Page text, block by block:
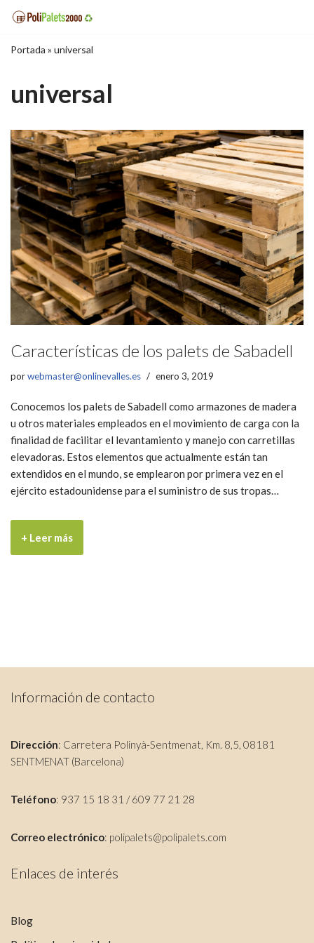
al
Portada » universal
universal
Características de los palets de Sabadell
porwebmaster@onlinevalles.es enero 3, 2019
Conocemos los palets de Sabadell como armazones de madera
u otros materiales empleados en el movimiento de carga con la
finalidad de facilitar el levantamiento y manejo con carretillas
elevadoras. Estos elementos que actualmente están tan
extendidos en el mundo, se emplearon por primera vez en el
ejército estadounidense para el suministro de sus tropas…
+ Leer más
Información de contacto
Dirección: Carretera Polinyà-Sentmenat, Km. 8,5, 08181
SENTMENAT (Barcelona)
Teléfono: 937 15 18 31 / 609 77 21 28
Correo electrónico: polipalets@polipalets.com
Enlaces de interés
Blog